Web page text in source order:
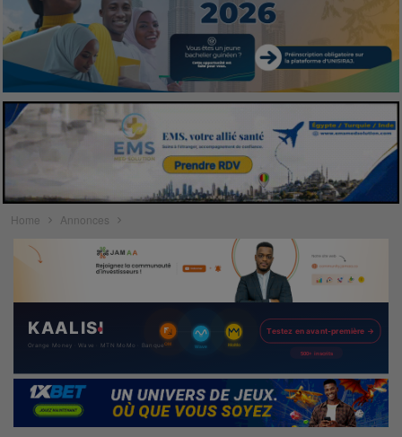
Home Annonces